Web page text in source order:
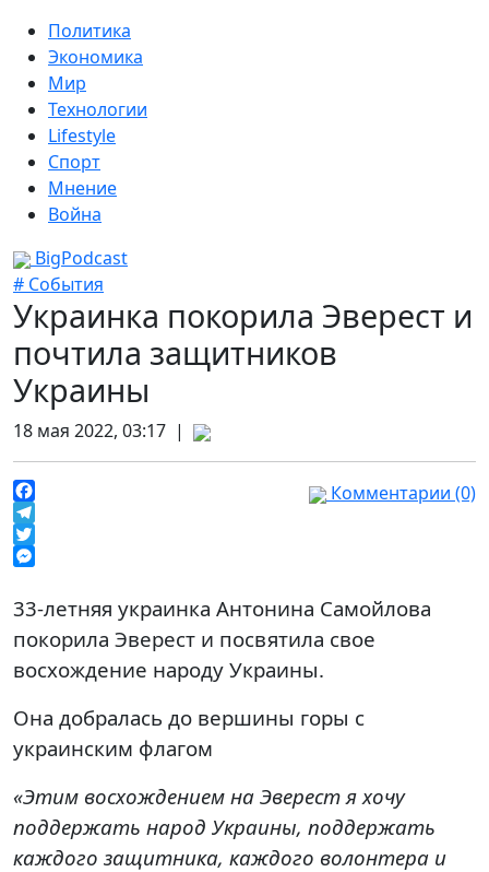
Политика
Экономика
Мир
Технологии
Lifestyle
Спорт
Мнение
Война
BigPodcast
# События
Украинка покорила Эверест и
почтила защитников
Украины
18 мая 2022, 03:17 |
Facebook
Telegram
Twitter
Комментарии (0)
33-летняя украинка Антонина Самойлова
покорила Эверест и посвятила свое
восхождение народу Украины.
Она добралась до вершины горы с
украинским флагом
«Этим восхождением на Эверест я хочу
поддержать народ Украины, поддержать
каждого защитника, каждого волонтера и